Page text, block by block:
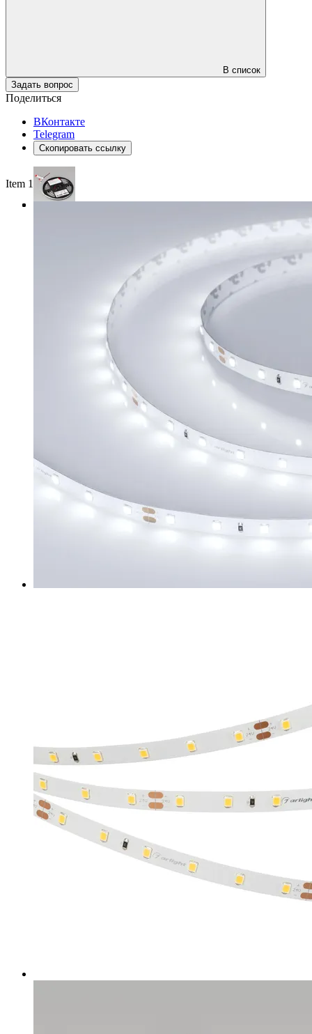
В список
Задать вопрос
Поделиться
ВКонтакте
Telegram
Скопировать ссылку
Item 1 of 3